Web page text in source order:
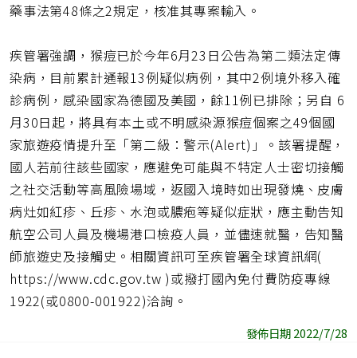
藥事法第48條之2規定，核准其專案輸入。
疾管署強調，猴痘已於今年6月23日公告為第二類法定傳
染病，目前累計通報13例疑似病例，其中2例境外移入確
診病例，感染國家為德國及美國，餘11例已排除；另自 6
月30日起，將具有本土或不明感染源猴痘個案之49個國
家旅遊疫情提升至「第二級：警示(Alert)」。該署提醒，
國人若前往該些國家，應避免可能與不特定人士密切接觸
之社交活動等高風險場域，返國入境時如出現發燒、皮膚
病灶如紅疹、丘疹、水泡或膿疱等疑似症狀，應主動告知
航空公司人員及機場港口檢疫人員，並儘速就醫，告知醫
師旅遊史及接觸史。相關資訊可至疾管署全球資訊網(
https://www.cdc.gov.tw )或撥打國內免付費防疫專線
1922(或0800-001922)洽詢。
發佈日期 2022/7/28